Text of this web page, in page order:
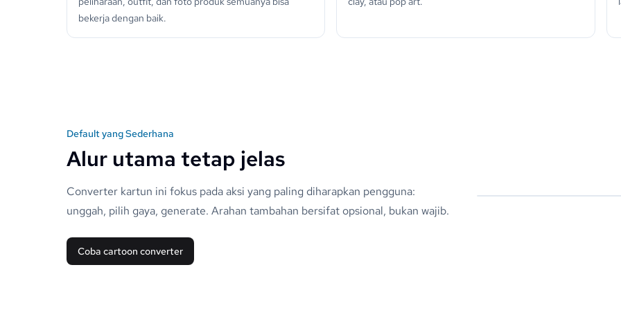
bekerja dengan baik.
Default yang Sederhana
Alur utama tetap jelas
Converter kartun ini fokus pada aksi yang paling diharapkan pengguna:
unggah, pilih gaya, generate. Arahan tambahan bersifat opsional, bukan wajib.
Coba cartoon converter